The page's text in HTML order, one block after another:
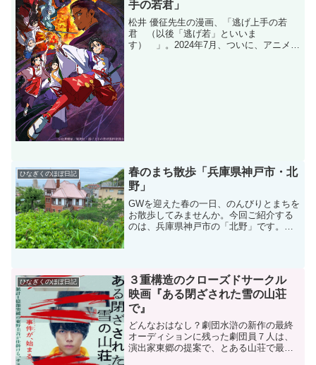
手の若君」
松井 優征先生の漫画、「逃げ上手の若
君 （以後「逃げ若」といいま
す） 」。2024年7月、ついに、アニメ放
ひなぎくのほぼ日記
春のまち散歩「兵庫県神戸市・北
野」
GWを迎えた春の一日、のんびりとまちを
お散歩してみませんか。今回ご紹介する
のは、兵庫県神戸市の「北野」です。三
ひなぎくのほぼ日記
３重構造のクローズドサークル
映画『ある閉ざされた雪の山荘
で』
どんなおはなし？劇団水滸の新作の最終
オーディションに残った劇団員７人は、
演出家東郷の提案で、とある山荘で最終